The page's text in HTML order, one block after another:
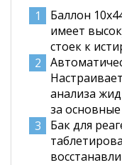
Баллон
имеет
стоек к
анализа
за
Бак для